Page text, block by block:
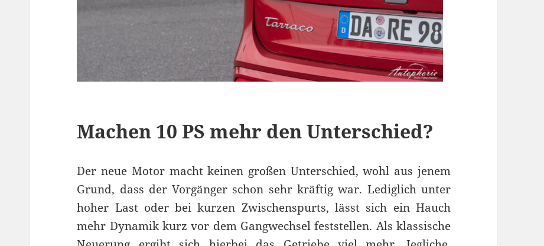
Machen 10 PS mehr den Unterschied?
Der neue Motor macht keinen großen Unterschied, wohl aus jenem
Grund, dass der Vorgänger schon sehr kräftig war. Lediglich unter
hoher Last oder bei kurzen Zwischenspurts, lässt sich ein Hauch
mehr Dynamik kurz vor dem Gangwechsel feststellen. Als klassische